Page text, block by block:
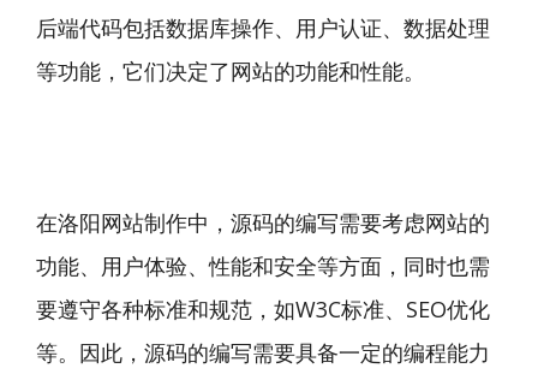
后端代码包括数据库操作、用户认证、数据处理
等功能，它们决定了网站的功能和性能。
在洛阳网站制作中，源码的编写需要考虑网站的
功能、用户体验、性能和安全等方面，同时也需
要遵守各种标准和规范，如W3C标准、SEO优化
等。因此，源码的编写需要具备一定的编程能力